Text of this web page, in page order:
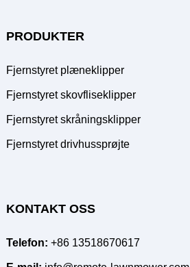
PRODUKTER
Fjernstyret plæneklipper
Fjernstyret skovfliseklipper
Fjernstyret skråningsklipper
Fjernstyret drivhussprøjte
KONTAKT OSS
Telefon: +86 13518670617